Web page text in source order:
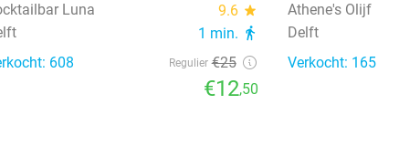
Luna
9.6 star
1 min. directions_walk
608 Regulier €25
€12,50
Athene's Olijf
Delft
Verkocht: 165